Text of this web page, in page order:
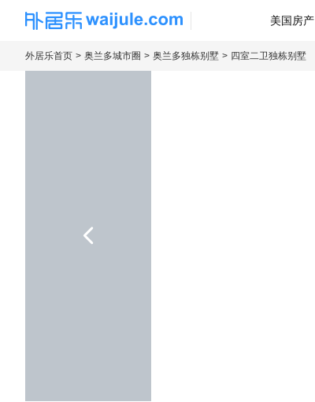
海外房产信息平台
美国房产
外居乐首页 奥兰多城市圈 奥兰多独栋别墅 四室二卫独栋别墅